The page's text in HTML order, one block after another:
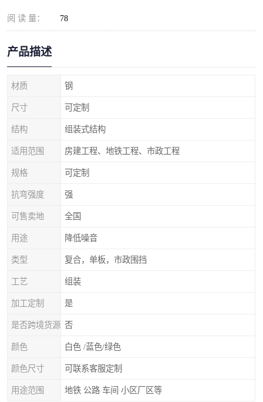
阅 读 量： 78
产品描述
材质 钢
尺寸 可定制
结构 组装式结构
适用范围 房建工程、地铁工程、市政工程
规格 可定制
抗弯强度 强
可售卖地 全国
用途 降低噪音
类型 复合，单板，市政围挡
工艺 组装
加工定制 是
是否跨境货源 否
颜色 白色 /蓝色/绿色
颜色尺寸 可联系客服定制
用途范围 地铁 公路 车间 小区厂区等